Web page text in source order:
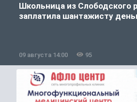
Школьница из Слободского
заплатила шантажисту
09 августа 14:00 95